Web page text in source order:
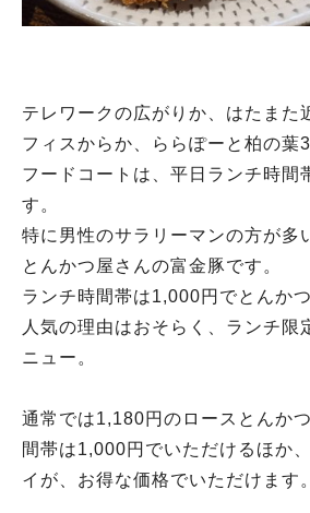
テレワークの広がりか、はたまた
フィスからか、ららぽーと柏の葉
フードコートは、平日ランチ時間
す。
特に男性のサラリーマンの方が多
とんかつ屋さんの富金豚です。
ランチ時間帯は1,000円でとんか
人気の理由はおそらく、ランチ限
ニュー。
通常では1,180円のロースとんか
間帯は1,000円でいただけるほか
イが、お得な価格でいただけます。